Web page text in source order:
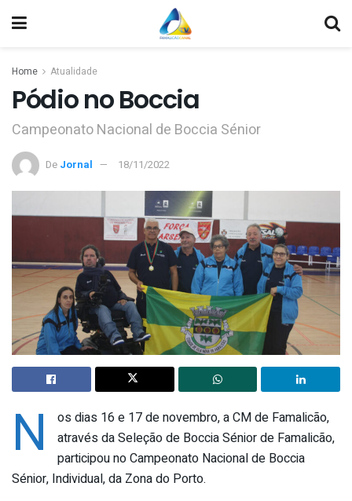
Home Atualidade
Pódio no Boccia
Campeonato Nacional de Boccia Sénior
De Jornal 18/11/2022
N
os dias 16 e 17 de novembro, a CM de Famalicão,
através da Seleção de Boccia Sénior de Famalicão,
participou no Campeonato Nacional de Boccia
Sénior, Individual, da Zona do Porto.